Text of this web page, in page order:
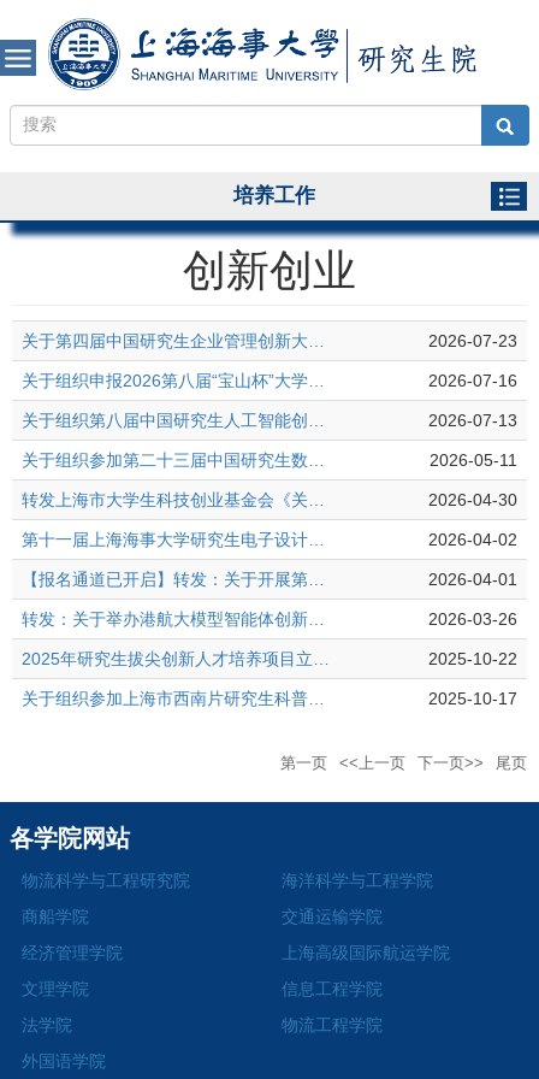
培养工作
创新创业
2026-07-23
2026-07-16
2026-07-13
2026-05-11
2026-04-30
2026-04-02
2026-04-01
2026-03-26
2025-10-22
2025-10-17
第一页 <<上一页 下一页>> 尾页
各学院网站
物流科学与工程研究院
海洋科学与工程学院
商船学院
交通运输学院
经济管理学院
上海高级国际航运学院
文理学院
信息工程学院
法学院
物流工程学院
外国语学院